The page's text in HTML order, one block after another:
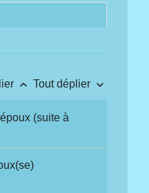
keyboard_arrow_up Tout déplier keyboard_arrow_down
(suite à